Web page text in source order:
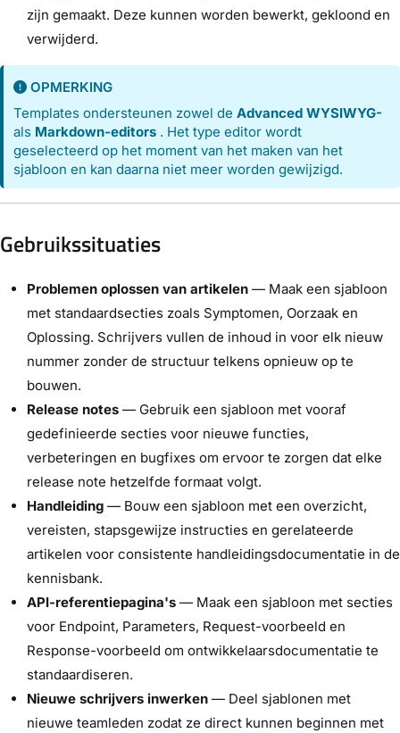
zijn gemaakt. Deze kunnen worden bewerkt, gekloond en
verwijderd.
OPMERKING
Templates ondersteunen zowel deAdvanced WYSIWYG-
als Markdown-editors . Het type editor wordt
geselecteerd op het moment van het maken van het
sjabloon en kan daarna niet meer worden gewijzigd.
Gebruikssituaties
Problemen oplossen van artikelen — Maak een sjabloon
met standaardsecties zoals Symptomen, Oorzaak en
Oplossing. Schrijvers vullen de inhoud in voor elk nieuw
nummer zonder de structuur telkens opnieuw op te
bouwen.
Release notes — Gebruik een sjabloon met vooraf
gedefinieerde secties voor nieuwe functies,
verbeteringen en bugfixes om ervoor te zorgen dat elke
release note hetzelfde formaat volgt.
Handleiding — Bouw een sjabloon met een overzicht,
vereisten, stapsgewijze instructies en gerelateerde
artikelen voor consistente handleidingsdocumentatie in de
kennisbank.
API-referentiepagina's — Maak een sjabloon met secties
voor Endpoint, Parameters, Request-voorbeeld en
Response-voorbeeld om ontwikkelaarsdocumentatie te
standaardiseren.
Nieuwe schrijvers inwerken — Deel sjablonen met
nieuwe teamleden zodat ze direct kunnen beginnen met